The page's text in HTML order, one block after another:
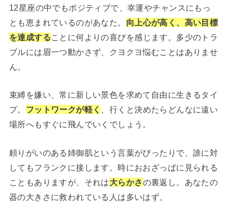
12星座の中でもポジティブで、幸運やチャンスにもっ
とも恵まれているのがあなた。 向上心が高く、高い目標
を達成することに何よりの喜びを感じます。多少のトラ
ブルには眉一つ動かさず、クヨクヨ悩むことはありませ
ん。
束縛を嫌い、常に新しい景色を求めて自由に生きるタイ
プ。 フットワークが軽く
、行くと決めたらどんなに遠い
場所へもすぐに飛んでいくでしょう。
頼りがいのある姉御肌という言葉がぴったりで、誰に対
してもフランクに接します。時におおざっぱに見られる
こともありますが、それは大らかさの裏返し。 あなたの
器の大きさに救われている人は多いはず。